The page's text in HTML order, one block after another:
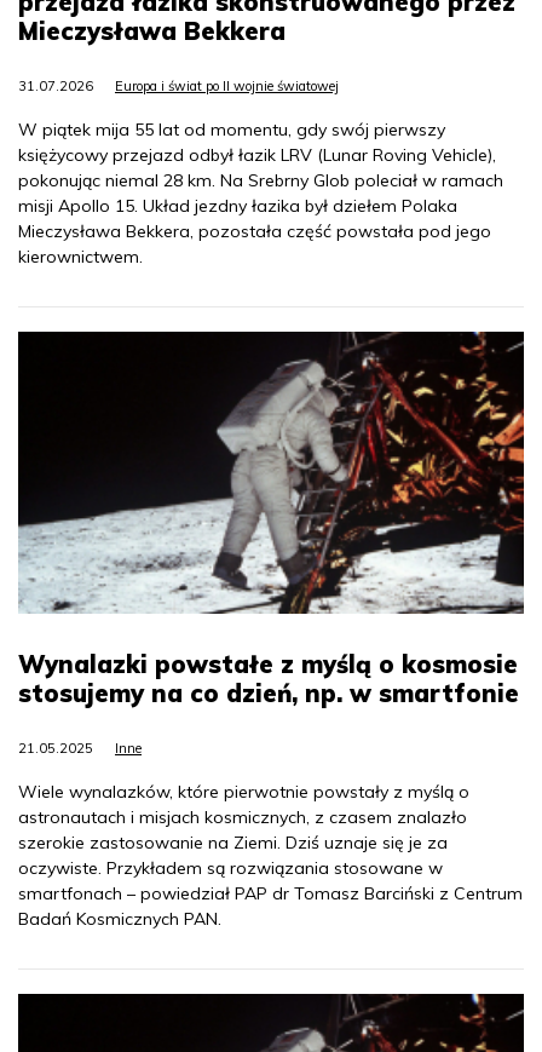
Mieczysława Bekkera
31.07.2026 Europa i świat po II wojnie światowej
W piątek mija 55 lat od momentu, gdy swój pierwszy
księżycowy przejazd odbył łazik LRV (Lunar Roving Vehicle),
pokonując niemal 28 km. Na Srebrny Glob poleciał w ramach
misji Apollo 15. Układ jezdny łazika był dziełem Polaka
Mieczysława Bekkera, pozostała część powstała pod jego
kierownictwem.
Wynalazki powstałe z myślą o kosmosie
stosujemy na co dzień, np. w smartfonie
21.05.2025 Inne
Wiele wynalazków, które pierwotnie powstały z myślą o
astronautach i misjach kosmicznych, z czasem znalazło
szerokie zastosowanie na Ziemi. Dziś uznaje się je za
oczywiste. Przykładem są rozwiązania stosowane w
smartfonach – powiedział PAP dr Tomasz Barciński z Centrum
Badań Kosmicznych PAN.